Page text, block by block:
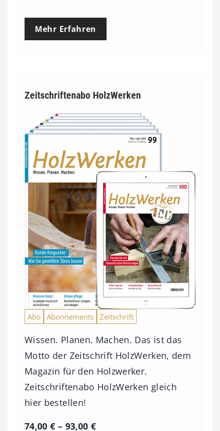
Mehr Erfahren
Zeitschriftenabo HolzWerken
Abo Abonnements Zeitschrift
Wissen. Planen. Machen. Das ist das
Motto der Zeitschrift HolzWerken, dem
Magazin für den Holzwerker.
Zeitschriftenabo HolzWerken gleich
hier bestellen!
74,00€ – 93,00 €P